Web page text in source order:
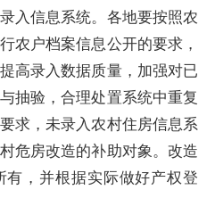
入信息系统。各地要按照农
农户档案信息公开的要求，
高录入数据质量，加强对已
抽验，合理处置系统中重复
求，未录入农村住房信息系
危房改造的补助对象。改造
有，并根据实际做好产权登